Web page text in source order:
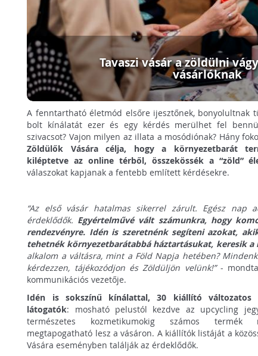
Tavaszi vásár a zöldülni
vásárlóknak
A fenntartható életmód elsőre ijesztőnek, bonyolultnak
bolt kínálatát ezer és egy kérdés merülhet fel
szivacsot? Vajon milyen az illata a mosódiónak? Hány
Zöldülők Vására célja, hogy a környezetbarát
kiléptetve az online térből, összekössék a “zöld”
válaszokat kapjanak a fentebb említett kérdésekre.
“Az első vásár hatalmas sikerrel zárult. Egész nap
érdeklődők. Egyértelművé vált számunkra, hogy
rendezvényre. Idén is szeretnénk segíteni azokat,
tehetnék környezetbarátabbá háztartásukat, keresik a
alkalom a váltásra, mint a Föld Napja hetében?
kérdezzen, tájékozódjon és Zöldüljön velünk!”- mondta
kommunikációs vezetője.
Idén is sokszínű kínálattal, 30 kiállító változatos
látogatók: mosható pelustól kezdve az upcycling
természetes kozmetikumokig számos termék
megtapogatható lesz a vásáron. A kiállítók listáját a
Vására eseményben találják az érdeklődők.